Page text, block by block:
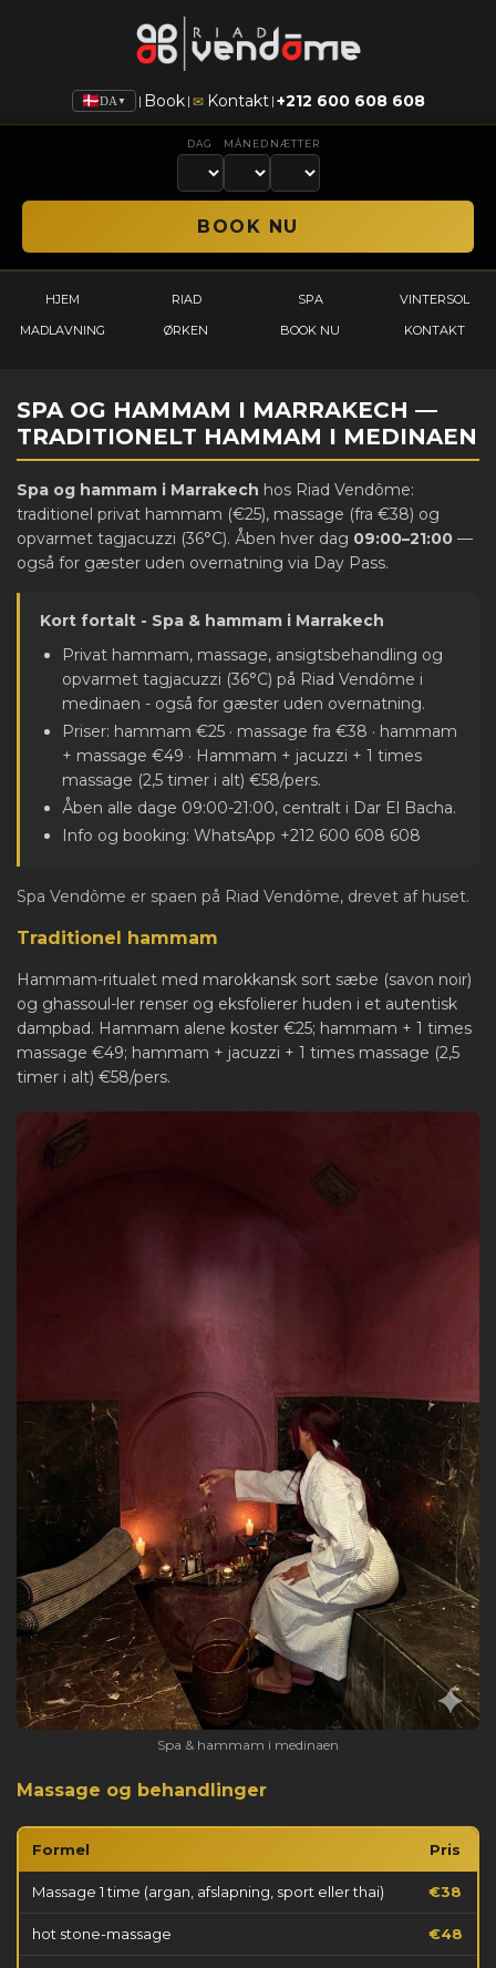
DA ▼ | Book | ✉ Kontakt | +212 600 608 608
DAG MÅNED NÆTTER
HJEM RIAD SPA
VINTERSOL
MADLAVNING
ØRKEN BOOK NU KONTAKT
SPA OG HAMMAM I MARRAKECH —
TRADITIONELT HAMMAM I MEDINAEN
Spa og hammam i Marrakech hos Riad Vendôme:
traditionel privat hammam (€25), massage (fra €38) og
opvarmet tagjacuzzi (36°C). Åben hver dag 09:00–21:00 —
også for gæster uden overnatning via Day Pass.
Kort fortalt - Spa & hammam i Marrakech
Privat hammam, massage, ansigtsbehandling og
opvarmet tagjacuzzi (36°C) på Riad Vendôme i
medinaen - også for gæster uden overnatning.
Priser: hammam €25 · massage fra €38 · hammam
+ massage €49 · Hammam + jacuzzi + 1 times
massage (2,5 timer i alt) €58/pers.
Åben alle dage 09:00-21:00, centralt i Dar El Bacha.
Info og booking: WhatsApp +212 600 608 608
Spa Vendôme er spaen på Riad Vendôme, drevet af huset.
Traditionel hammam
Hammam-ritualet med marokkansk sort sæbe (savon noir)
og ghassoul-ler renser og eksfolierer huden i et autentisk
dampbad. Hammam alene koster €25; hammam + 1 times
massage €49; hammam + jacuzzi + 1 times massage (2,5
timer i alt) €58/pers.
Spa & hammam i medinaen
Massage og behandlinger
Formel Pris
Massage 1 time (argan, afslapning, sport eller thai) €38
hot stone-massage €48